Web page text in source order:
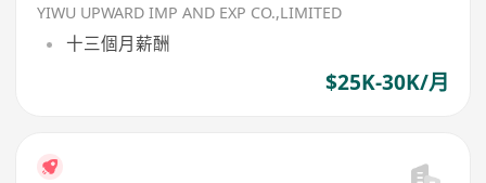
YIWU UPWARD IMP AND EXP CO.,LIMITED
十三個月薪酬
$25K-30K/月